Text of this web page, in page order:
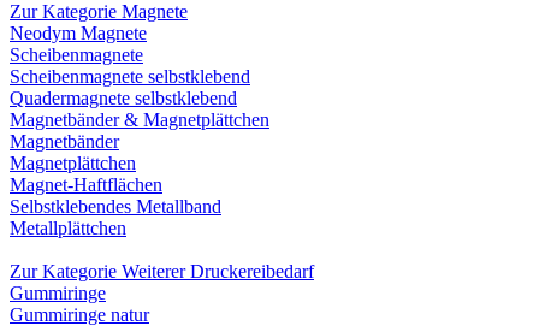
Zur Kategorie Magnete
Neodym Magnete
Scheibenmagnete
Scheibenmagnete selbstklebend
Quadermagnete selbstklebend
Magnetbänder & Magnetplättchen
Magnetbänder
Magnetplättchen
Magnet-Haftflächen
Selbstklebendes Metallband
Metallplättchen
Zur Kategorie Weiterer Druckereibedarf
Gummiringe
Gummiringe natur